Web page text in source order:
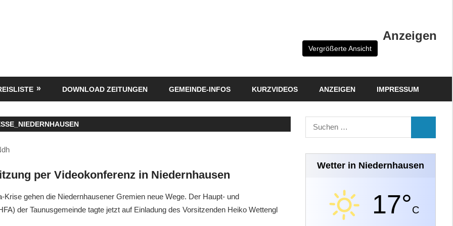
Anzeigen
Vergrößerte Ansicht
DOWNLOAD ZEITUNGEN GEMEINDE-INFOS KURZVIDEOS ANZEIGEN IMPRESSUM
per Videokonferenz in Niedernhausen
Krise gehen die Niedernhausener Gremien neue Wege. Der Haupt- und
der Taunusgemeinde tagte jetzt auf Einladung des Vorsitzenden Heiko Wettengl
Suchen
nach:
Wetter in Niedernhausen
17°C